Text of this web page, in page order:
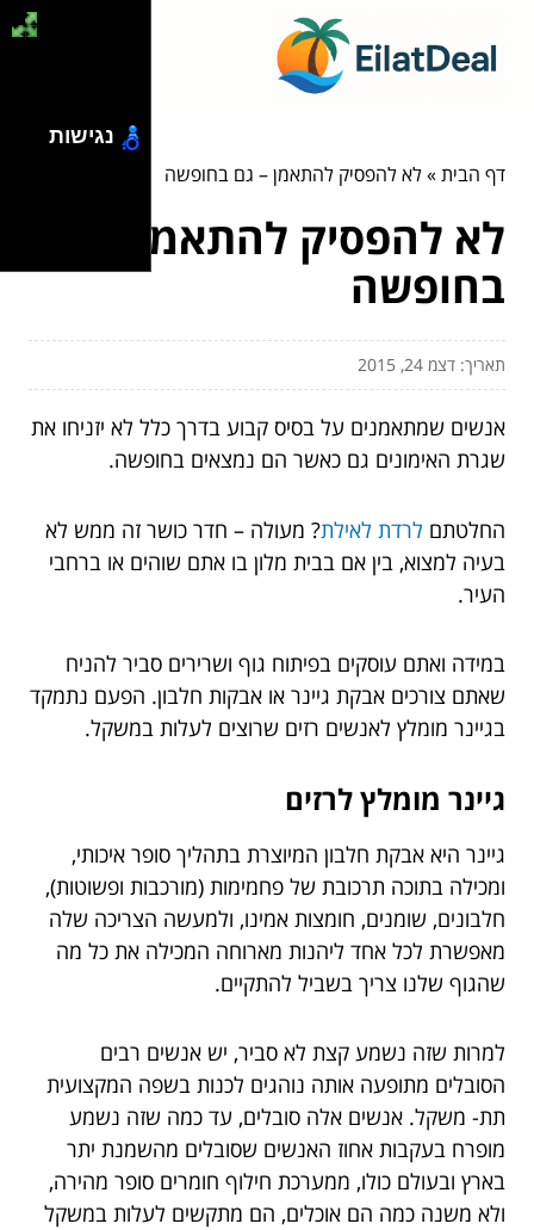
דף הבית»לא להפסיק להתאמן – גם בחופשה
לא להפסיק להתאמן – גם
בחופשה
תאריך: דצמ 24, 2015
אנשים שמתאמנים על בסיס קבוע בדרך כלל לא יזניחו את
שגרת האימונים גם כאשר הם נמצאים בחופשה.
החלטתם לרדת לאילת? מעולה – חדר כושר זה ממש לא
בעיה למצוא, בין אם בבית מלון בו אתם שוהים או ברחבי
העיר.
במידה ואתם עוסקים בפיתוח גוף ושרירים סביר להניח
שאתם צורכים אבקת גיינר או אבקות חלבון. הפעם נתמקד
בגיינר מומלץ לאנשים רזים שרוצים לעלות במשקל.
גיינר מומלץ לרזים
גיינר היא אבקת חלבון המיוצרת בתהליך סופר איכותי,
ומכילה בתוכה תרכובת של פחמימות (מורכבות ופשוטות),
חלבונים, שומנים, חומצות אמינו, ולמעשה הצריכה שלה
מאפשרת לכל אחד ליהנות מארוחה המכילה את כל מה
שהגוף שלנו צריך בשביל להתקיים.
למרות שזה נשמע קצת לא סביר, יש אנשים רבים
הסובלים מתופעה אותה נוהגים לכנות בשפה המקצועית
תת- משקל. אנשים אלה סובלים, עד כמה שזה נשמע
מופרח בעקבות אחוז האנשים שסובלים מהשמנת יתר
בארץ ובעולם כולו, ממערכת חילוף חומרים סופר מהירה,
ולא משנה כמה הם אוכלים, הם מתקשים לעלות במשקל
נגישות